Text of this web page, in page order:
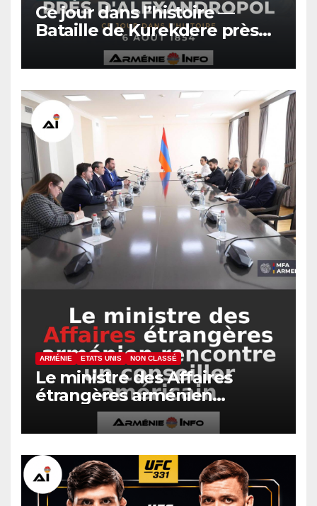
Ce jour dans l’histoire —
Bataille de Kurekdere près
d’Alexandropol
ARMÉNIE ETATS UNIS NON CLASSÉ
Le ministre des Affaires
étrangères arménien
rencontre un conseiller
américain